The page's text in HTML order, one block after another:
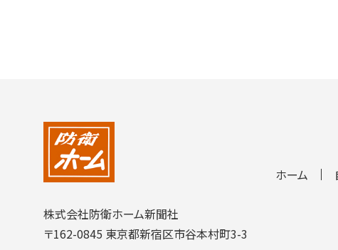
株式会社防衛ホーム新聞社
〒162-0845 東京都新宿区市谷本村町3-3
ホーム